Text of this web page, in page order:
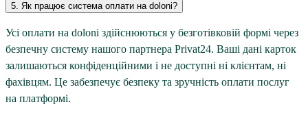
5. Як працює система оплати на doloni?
Усі оплати на doloni здійснюються у безготівковій формі через
безпечну систему нашого партнера Privat24. Ваші дані карток
залишаються конфіденційними і не доступні ні клієнтам, ні
фахівцям. Це забезпечує безпеку та зручність оплати послуг
на платформі.